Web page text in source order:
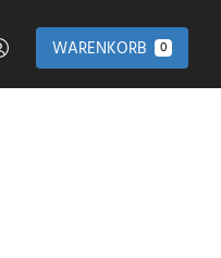
WARENKORB 0